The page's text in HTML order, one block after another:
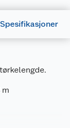
Spesifikasjoner
m
60940